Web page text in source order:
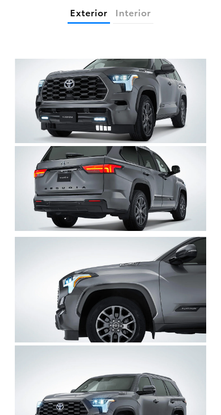
Exterior Interior
Clic
para
agrandar
foto
Clic
foto
Clic
foto